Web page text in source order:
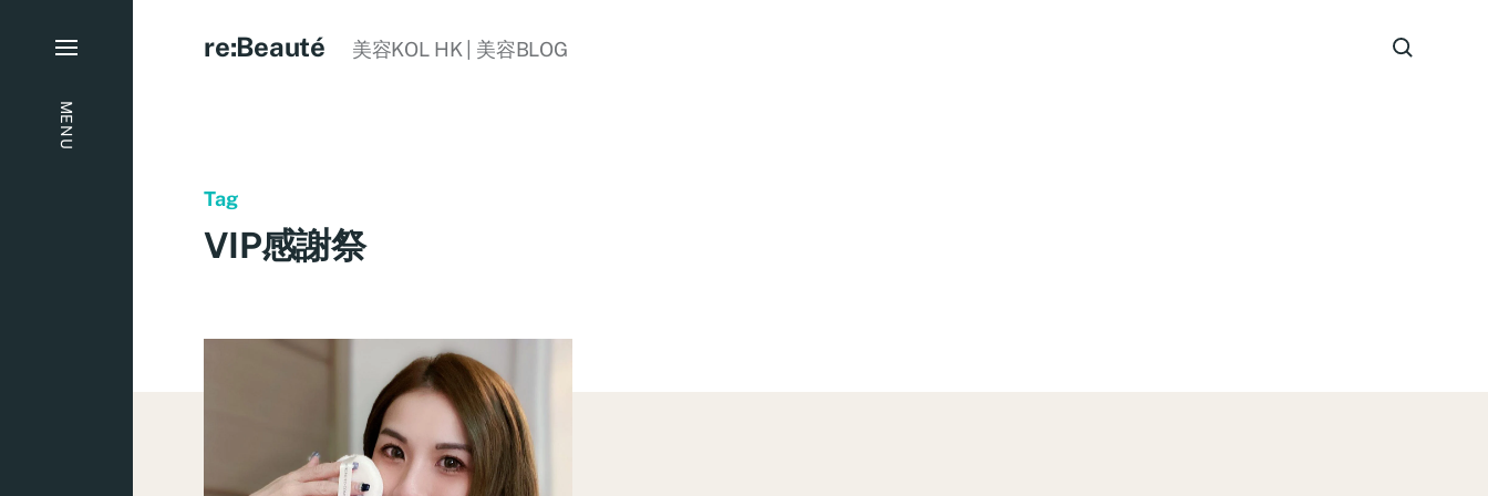
MENU
re:Beauté 美容KOL HK | 美容BLOG
Tag
VIP感謝祭